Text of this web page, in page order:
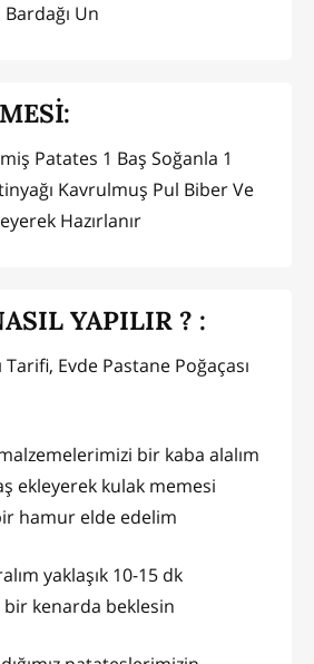
Bardağı Un
1 Baş Soğanla 1
Kavrulmuş Pul Biber Ve
Hazırlanır
YAPILIR ? :
Tarifi, Evde Pastane Poğaçası
bir kaba alalım
ekleyerek kulak memesi
hamur elde edelim
yaklaşık 10-15 dk
bir kenarda beklesin